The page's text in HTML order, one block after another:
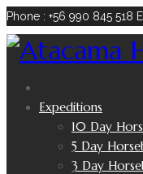
Phone : +56 990 845 518
Expeditions
10 Day
5 Day
3 Day